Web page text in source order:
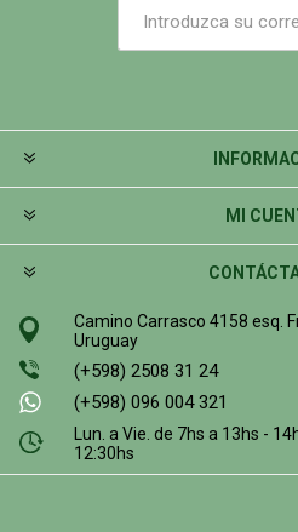
MI
Camino Carrasco 4158 esq.
Uruguay
(+598) 2508 31 24
(+598) 096 004 321
Lun. a Vie. de 7hs a 13hs -
12:30hs